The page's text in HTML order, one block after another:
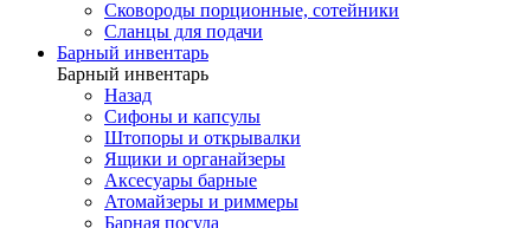
Сковороды порционные, сотейники
Сланцы для подачи
Барный инвентарь
Барный инвентарь
Назад
Сифоны и капсулы
Штопоры и открывалки
Ящики и органайзеры
Аксесуары барные
Атомайзеры и риммеры
Барная посуда